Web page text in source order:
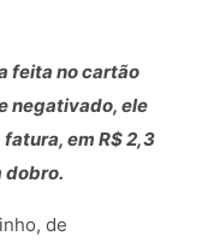
feita no cartão
negativado, ele
em R$ 2,3
dobro.
de